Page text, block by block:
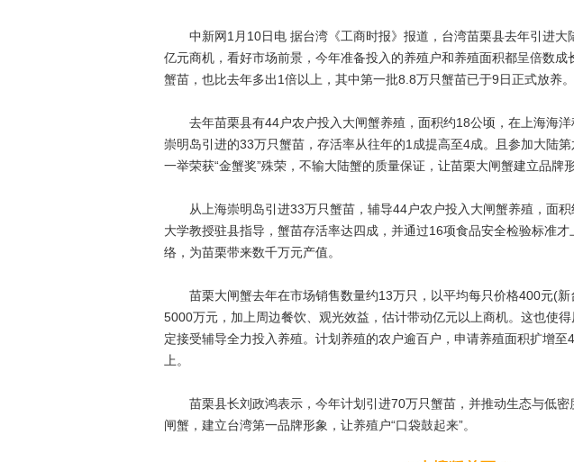
中新网1月10日电 据台湾《工商时报》报道，台湾苗栗县去年引进大
亿元商机，看好市场前景，今年准备投入的养殖户和养殖面积都呈倍数成
蟹苗，也比去年多出1倍以上，其中第一批8.8万只蟹苗已于9日正式放养。
去年苗栗县有44户农户投入大闸蟹养殖，面积约18公顷，在上海海洋
崇明岛引进的33万只蟹苗，存活率从往年的1成提高至4成。且参加大陆第
一举荣获“金蟹奖”殊荣，不输大陆蟹的质量保证，让苗栗大闸蟹建立品牌
从上海崇明岛引进33万只蟹苗，辅导44户农户投入大闸蟹养殖，面积
大学教授驻县指导，蟹苗存活率达四成，并通过16项食品安全检验标准
络，为苗栗带来数千万元产值。
苗栗大闸蟹去年在市场销售数量约13万只，以平均每只价格400元(新
5000万元，加上周边餐饮、观光效益，估计带动亿元以上商机。这也使
定接受辅导全力投入养殖。计划养殖的农户逾百户，申请养殖面积扩增至
上。
苗栗县长刘政鸿表示，今年计划引进70万只蟹苗，并推动生态与低密
闸蟹，建立台湾第一品牌形象，让养殖户“口袋鼓起来”。